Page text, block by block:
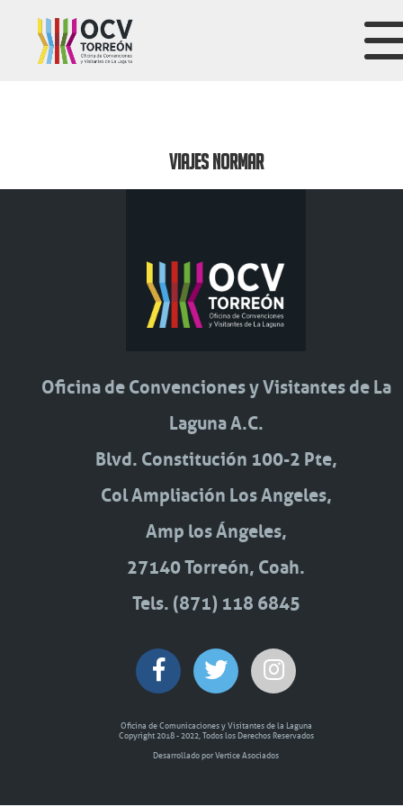
VIAJES NORMAR
Oficina de Convenciones y Visitantes de La
Laguna A.C.
Blvd. Constitución 100-2 Pte,
Col Ampliación Los Angeles,
Amp los Ángeles,
27140 Torreón, Coah.
Tels. (871) 118 6845
Oficina de Comunicaciones y Visitantes de la Laguna
Copyright 2018 - 2022, Todos los Derechos Reservados
Desarrollado por Vertice Asociados